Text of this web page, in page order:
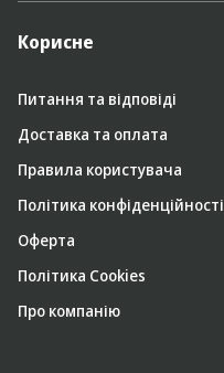
Корисне
Питання та відповіді
Доставка та оплата
Правила користувача
Політика конфіденційності
Оферта
Політика Cookies
Про компанію